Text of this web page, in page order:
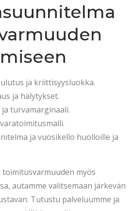
ja kriittisyysluokka.
ja hälytykset.
turvamarginaali.
ja vuosikello huolloille ja
myös
autamme valitsemaan järkevän
Tutustu palveluumme ja